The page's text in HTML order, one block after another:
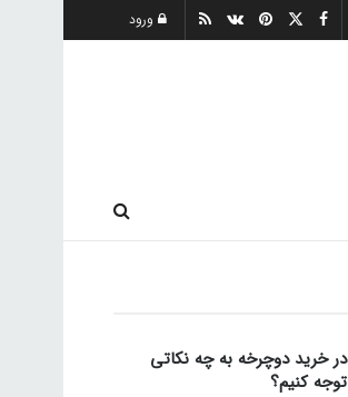
ورود
در خرید دوچرخه به چه نکاتی
توجه کنیم؟